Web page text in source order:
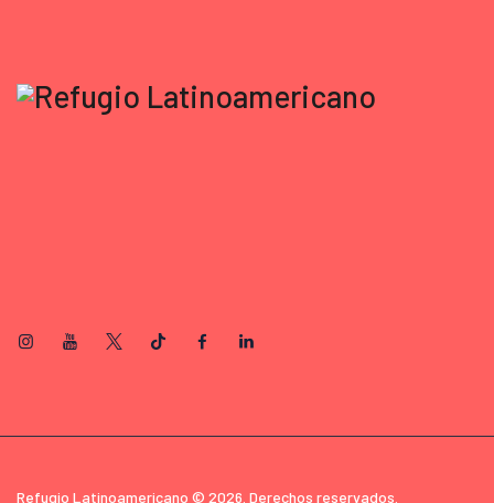
Refugio Latinoamericano © 2026. Derechos reservados.